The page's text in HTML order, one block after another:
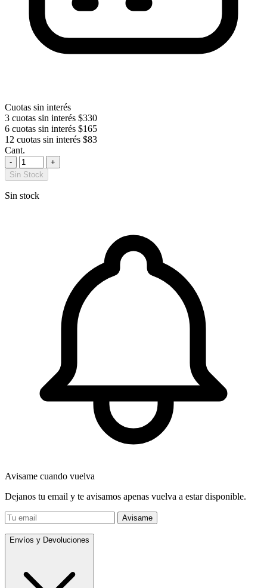
Cuotas sin interés
3 cuotas sin interés $330
6 cuotas sin interés $165
12 cuotas sin interés $83
Cant.
-
+
Sin Stock
Sin stock
Avisame cuando vuelva
Dejanos tu email y te avisamos apenas vuelva a estar disponible.
Avisame
Envíos y Devoluciones